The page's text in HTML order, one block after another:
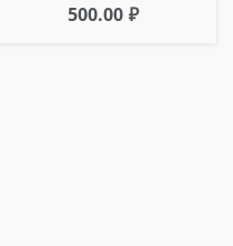
500.00 ₽